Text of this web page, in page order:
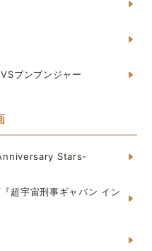
ブンブンジャー
Anniversary Stars-
超宇宙刑事ギャバン イン